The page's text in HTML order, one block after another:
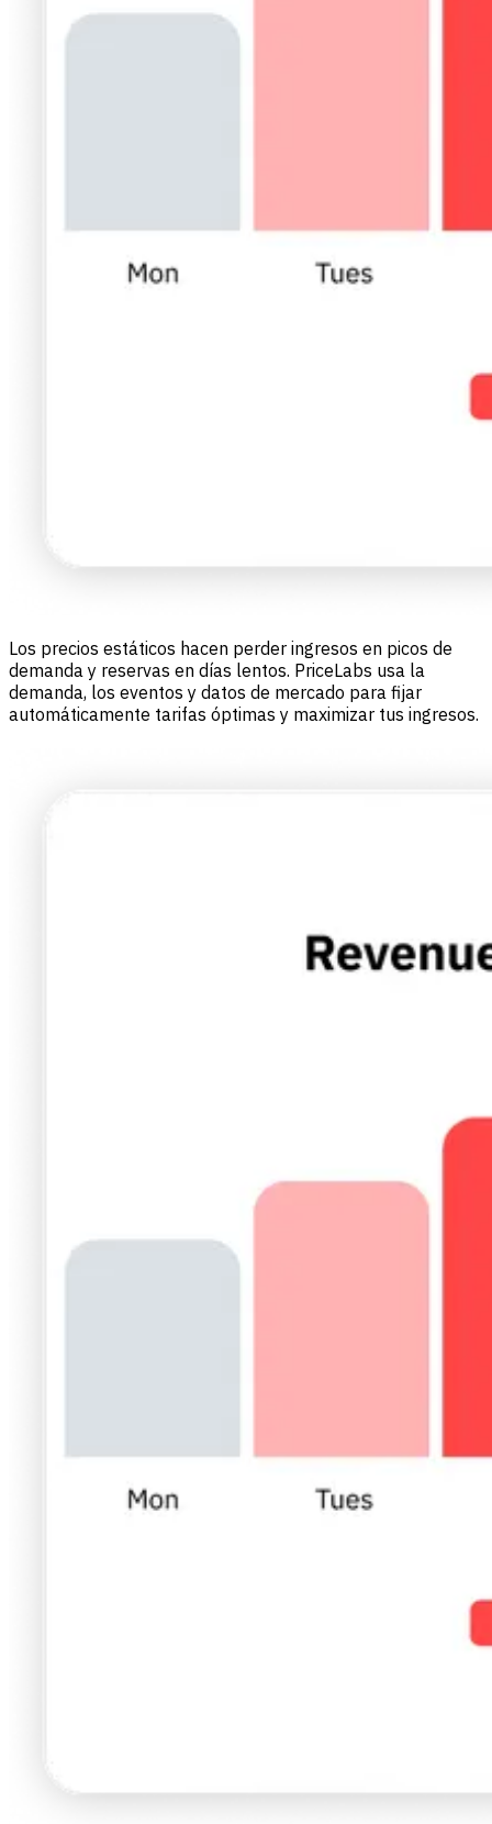
Los precios estáticos hacen perder ingresos en picos de
demanda y reservas en días lentos. PriceLabs usa la
demanda, los eventos y datos de mercado para fijar
automáticamente tarifas óptimas y maximizar tus ingresos.